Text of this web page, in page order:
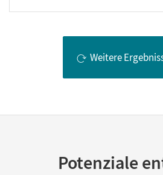
Weitere
Potenziale